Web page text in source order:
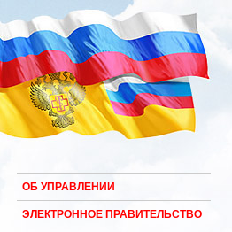
ОБ УПРАВЛЕНИИ
ЭЛЕКТРОННОЕ ПРАВИТЕЛЬСТВО